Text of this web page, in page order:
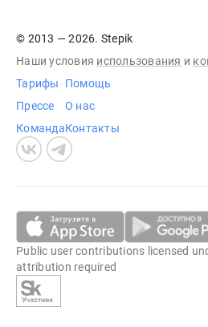
© 2013 — 2026. Stepik
Наши условия использования и
Тарифы
Прессе
Команда
Помощь
О нас
Контакты
Public user contributions licensed
attribution required